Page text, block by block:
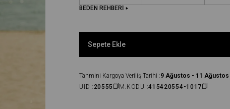
BEDEN REHBERİ
Sepete Ekle
Tahmini Kargoya Veriliş Tarihi :9 Ağustos - 11 Ağustos
UID : 20555 M.KODU :415420554-1017